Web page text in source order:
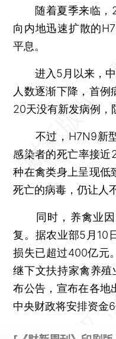
随着夏季来临，
向内地迅速扩散的
平息。
进入5月以来，中
人数逐渐下降，首
20天没有新发病例，
不过，H7N9新型
感染者的死亡率接近
种在禽类身上呈现低
死亡的病毒，仍让人
同时，养禽业因
复。据农业部5月10
损失已超过400亿元
继下文扶持家禽养
布公告，宣布在各地
中央财政将安排资金